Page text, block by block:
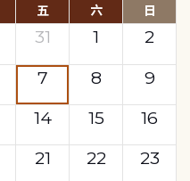
五 六 日
31 1
2
7 8
9
14 15
16
21 22
23